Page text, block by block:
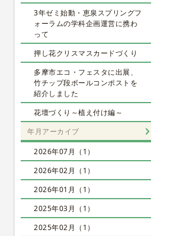
3年ゼミ始動・恵泉スプリングフ
ォーラムの学科企画運営に携わ
って
押し花クリスマスカードづくり
多摩市エコ・フェスタに出展、
竹チップ段ボールコンポストを
紹介しました
花壇づくり～植え付け編～
年月アーカイブ
2026年07月（1）
2026年02月（1）
2026年01月（1）
2025年03月（1）
2025年02月（1）